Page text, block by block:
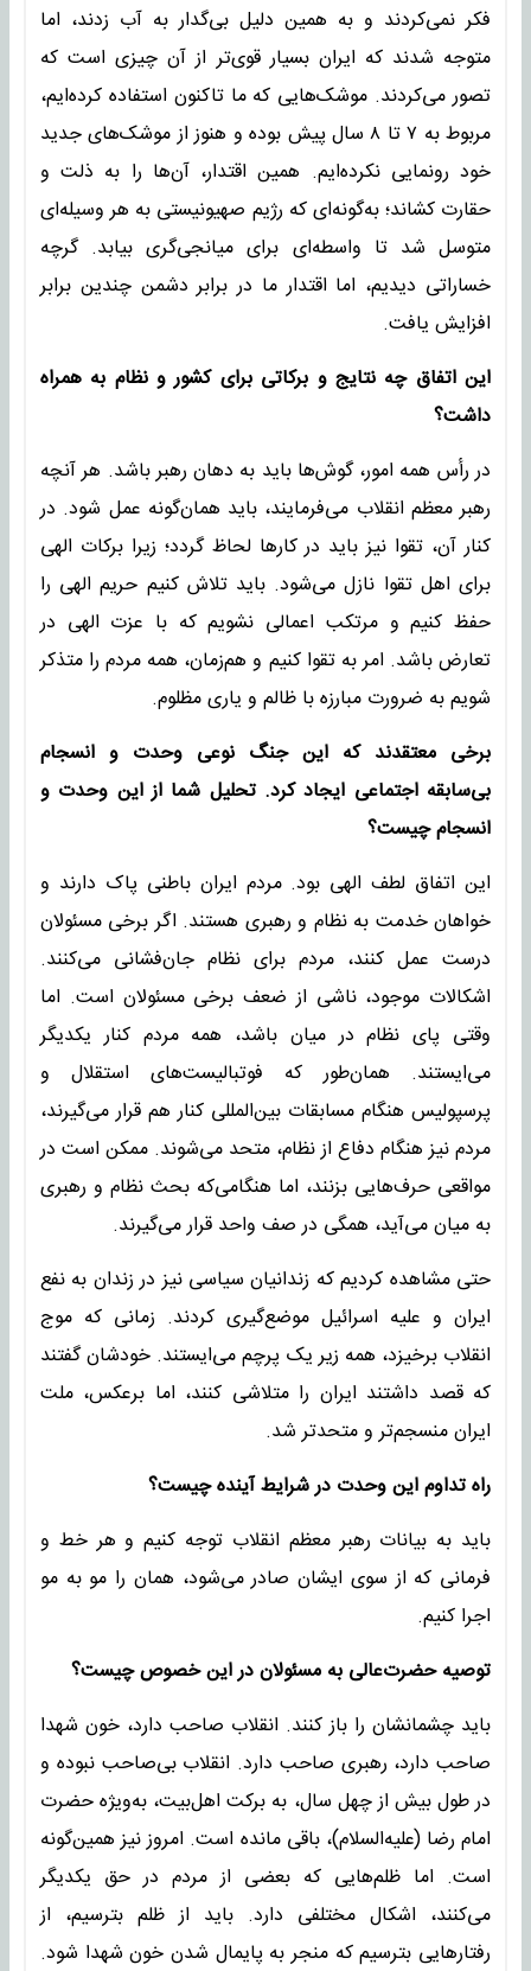
فکر نمی‌کردند و به همین دلیل بی‌گدار به آب زدند، اما
متوجه شدند که ایران بسیار قوی‌تر از آن چیزی است که
تصور می‌کردند. موشک‌هایی که ما تاکنون استفاده کرده‌ایم،
مربوط به ۷ تا ۸ سال پیش بوده و هنوز از موشک‌های جدید
خود رونمایی نکرده‌ایم. همین اقتدار، آن‌ها را به ذلت و
حقارت کشاند؛ به‌گونه‌ای که رژیم صهیونیستی به هر وسیله‌ای
متوسل شد تا واسطه‌ای برای میانجی‌گری بیابد. گرچه
خساراتی دیدیم، اما اقتدار ما در برابر دشمن چندین برابر
افزایش یافت.
این اتفاق چه نتایج و برکاتی برای کشور و نظام به همراه
داشت؟
در رأس همه امور، گوش‌ها باید به دهان رهبر باشد. هر آنچه
رهبر معظم انقلاب می‌فرمایند، باید همان‌گونه عمل شود. در
کنار آن، تقوا نیز باید در کارها لحاظ گردد؛ زیرا برکات الهی
برای اهل تقوا نازل می‌شود. باید تلاش کنیم حریم الهی را
حفظ کنیم و مرتکب اعمالی نشویم که با عزت الهی در
تعارض باشد. امر به تقوا کنیم و هم‌زمان، همه مردم را متذکر
شویم به ضرورت مبارزه با ظالم و یاری مظلوم.
برخی معتقدند که این جنگ نوعی وحدت و انسجام
بی‌سابقه اجتماعی ایجاد کرد. تحلیل شما از این وحدت و
انسجام چیست؟
این اتفاق لطف الهی بود. مردم ایران باطنی پاک دارند و
خواهان خدمت به نظام و رهبری هستند. اگر برخی مسئولان
درست عمل کنند، مردم برای نظام جان‌فشانی می‌کنند.
اشکالات موجود، ناشی از ضعف برخی مسئولان است. اما
وقتی پای نظام در میان باشد، همه مردم کنار یکدیگر
می‌ایستند. همان‌طور که فوتبالیست‌های استقلال و
پرسپولیس هنگام مسابقات بین‌المللی کنار هم قرار می‌گیرند،
مردم نیز هنگام دفاع از نظام، متحد می‌شوند. ممکن است در
مواقعی حرف‌هایی بزنند، اما هنگامی‌که بحث نظام و رهبری
به میان می‌آید، همگی در صف واحد قرار می‌گیرند.
حتی مشاهده کردیم که زندانیان سیاسی نیز در زندان به نفع
ایران و علیه اسرائیل موضع‌گیری کردند. زمانی که موج
انقلاب برخیزد، همه زیر یک پرچم می‌ایستند. خودشان گفتند
که قصد داشتند ایران را متلاشی کنند، اما برعکس، ملت
ایران منسجم‌تر و متحدتر شد.
راه تداوم این وحدت در شرایط آینده چیست؟
باید به بیانات رهبر معظم انقلاب توجه کنیم و هر خط و
فرمانی که از سوی ایشان صادر می‌شود، همان را مو به مو
اجرا کنیم.
توصیه حضرت‌عالی به مسئولان در این خصوص چیست؟
باید چشمانشان را باز کنند. انقلاب صاحب دارد، خون شهدا
صاحب دارد، رهبری صاحب دارد. انقلاب بی‌صاحب نبوده و
در طول بیش از چهل سال، به برکت اهل‌بیت، به‌ویژه حضرت
امام رضا (علیه‌السلام)، باقی مانده است. امروز نیز همین‌گونه
است. اما ظلم‌هایی که بعضی از مردم در حق یکدیگر
می‌کنند، اشکال مختلفی دارد. باید از ظلم بترسیم، از
رفتارهایی بترسیم که منجر به پایمال شدن خون شهدا شود.